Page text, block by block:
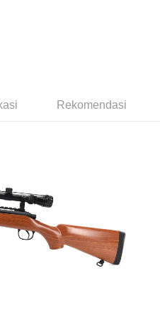
adalah 14 hari. Walau
memuat turun Aplikasi AFTEE
kedai meminta pembayaran anda,
dilanjutkan oleh AFTEE. Anda
anda menerima pesanan.
kali pertama boleh sehingga
yang diluluskan akan berdasarkan
AFTEE.
lebih besar daripada NT$20.
ahli Taiwan.
Rekomendasi